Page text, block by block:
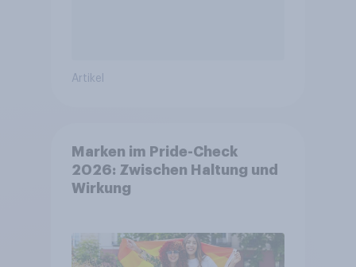
Artikel
Marken im Pride-Check
2026: Zwischen Haltung und
Wirkung